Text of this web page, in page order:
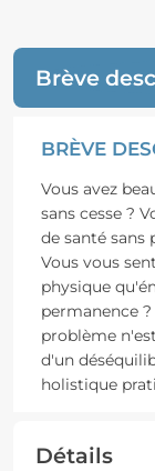
Brève
BRÈVE
Vous avez
sans cesse ?
de santé sans
Vous vous
physique
permanence
problème
d'un
holistique
Détails